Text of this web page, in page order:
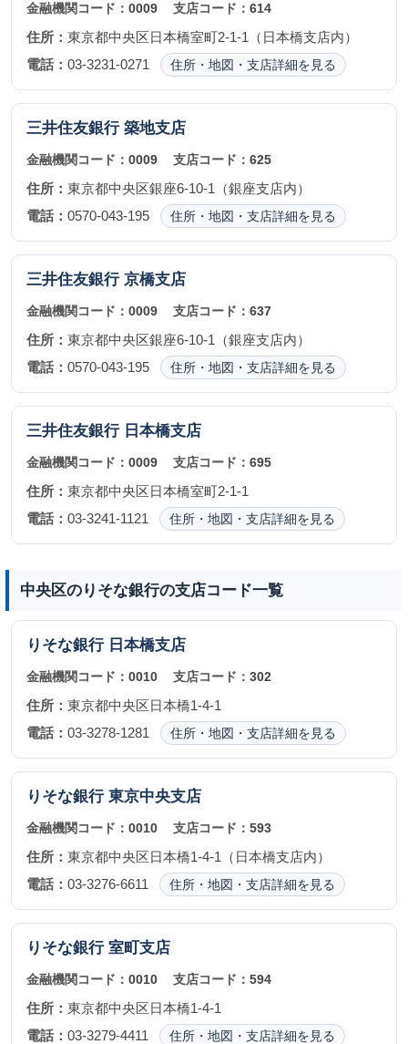
金融機関コード： 0009 支店コード：614
住所： 東京都中央区日本橋室町2-1-1（日本橋支店内）
電話： 03-3231-0271 住所・地図・支店詳細を見る
三井住友銀行 築地支店
金融機関コード： 0009 支店コード：625
住所： 東京都中央区銀座6-10-1（銀座支店内）
電話： 0570-043-195 住所・地図・支店詳細を見る
三井住友銀行 京橋支店
金融機関コード： 0009 支店コード：637
住所： 東京都中央区銀座6-10-1（銀座支店内）
電話： 0570-043-195 住所・地図・支店詳細を見る
三井住友銀行 日本橋支店
金融機関コード： 0009 支店コード：695
住所： 東京都中央区日本橋室町2-1-1
電話： 03-3241-1121 住所・地図・支店詳細を見る
中央区のりそな銀行の支店コード一覧
りそな銀行 日本橋支店
金融機関コード： 0010 支店コード：302
住所： 東京都中央区日本橋1-4-1
電話： 03-3278-1281 住所・地図・支店詳細を見る
りそな銀行 東京中央支店
金融機関コード： 0010 支店コード：593
住所： 東京都中央区日本橋1-4-1（日本橋支店内）
電話： 03-3276-6611 住所・地図・支店詳細を見る
りそな銀行 室町支店
金融機関コード： 0010 支店コード：594
住所： 東京都中央区日本橋1-4-1
電話： 03-3279-4411 住所・地図・支店詳細を見る